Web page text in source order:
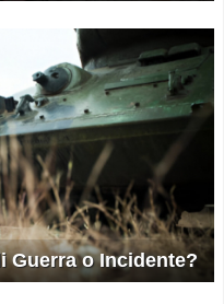
Guerra o Incidente?